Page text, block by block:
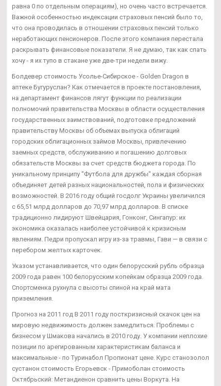
равна 0 по отдельным операциям), но очень часто встречается.
Важной особенностью индексации страховых пенсий было то,
что она проводилась в отношении страховых пенсий только
неработающих пенсионеров. После этого компания перестала
раскрывать финансовые показатели. Я не думаю, так как спать
хочу - я их тупо в стакане уже две-три недели вижу.
Болдевер стоимость Усолье-Сибирское - Golden Dragon в
аптеке Бугуруслан? Как отмечается в проекте постановления,
на департамент финансов лягут функции по реализации
полномочий правительства Москвы в области осуществления
государственных заимствований, подготовке предложений
правительству Москвы об объемах выпуска облигаций
городских облигационных займов Москвы, привлечению
заемных средств, обслуживанию и погашению долговых
обязательств Москвы за счет средств бюджета города. По
уникальному принципу "Футбола для дружбы" каждая сборная
объединяет детей разных национальностей, пола и физических
возможностей. В 2016 году общий госдолг Украины увеличился
с 65,51 млрд долларов до 70,97 млрд долларов. В списке
традиционно лидируют Швейцария, Гонконг, Сингапур: их
экономика оказалась наиболее устойчивой к кризисным
явлениям. Педри пропускал игру из-за травмы, Гави — в связи с
перебором желтых карточек.
Указом устанавливается, что один белорусский рубль образца
2009 года равен 100 белорусским копейкам образца 2009 года.
Спортсменка рухнула с высоты спиной на край мата
приземления.
Прогноз на 2011 год В 2011 году посткризисный скачок цен на
мировую недвижимость должен замедлиться. Проблемы с
бизнесом у Шмакова начались в 2010 году. У компании неплохие
позиции по арегированным характеристикам баланса и
максимальные - по Туринабол Пропионат цене. Курс станозолол
сустанон стоимость Егорьевск - Примоболан стоимость
Октябрьский: Метандиенон сравнить цены Воркута. На